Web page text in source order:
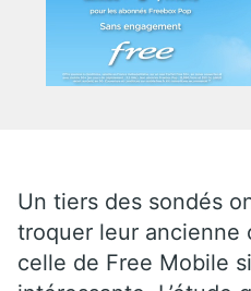
Un tiers des sondés
troquer leur ancienne
celle de Free Mobile